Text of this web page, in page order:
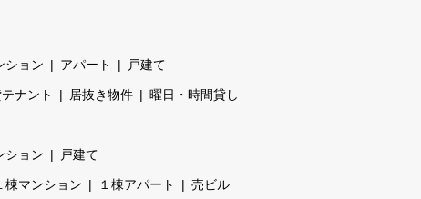
ション アパート 戸建て
ナント 居抜き物件 曜日・時間貸し
ション 戸建て
棟マンション １棟アパート 売ビル